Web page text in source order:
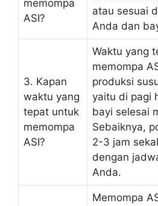
memompa
ASI?
atau sesuai
Anda dan
3. Kapan
waktu yang
tepat untuk
memompa
ASI?
Waktu yang
memompa
produksi
yaitu di pagi
bayi selesai
Sebaiknya,
2-3 jam
dengan
Anda.
Memompa